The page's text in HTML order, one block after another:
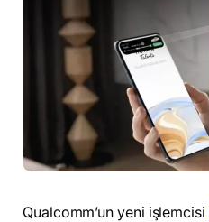
Qualcomm’un yeni işlemcisi